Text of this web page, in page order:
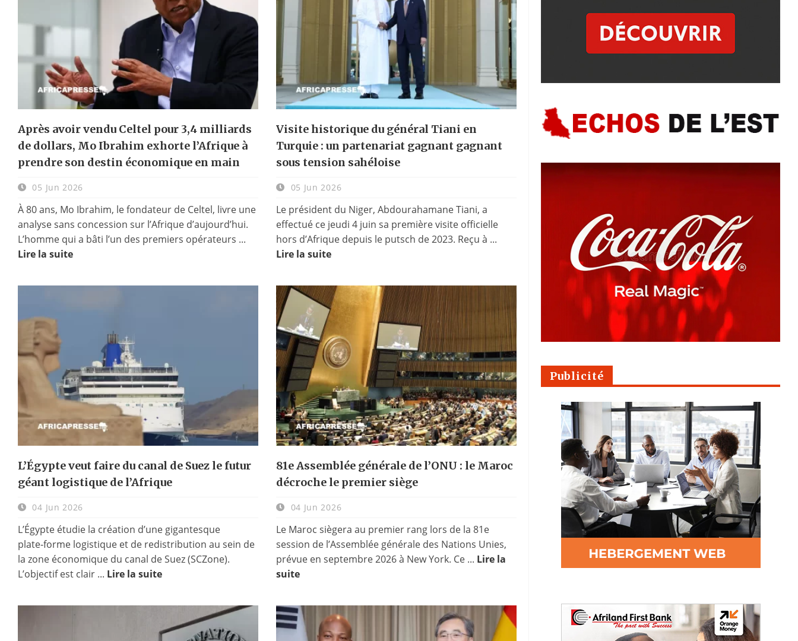
Après avoir vendu Celtel pour 3,4 milliards
de dollars, Mo Ibrahim exhorte l’Afrique à
prendre son destin économique en main
05 Jun 2026
À 80 ans, Mo Ibrahim, le fondateur de Celtel, livre une
analyse sans concession sur l’Afrique d’aujourd’hui.
L’homme qui a bâti l’un des premiers opérateurs ...
Lire la suite
Visite historique du général Tiani en
Turquie : un partenariat gagnant gagnant
sous tension sahéloise
05 Jun 2026
Le président du Niger, Abdourahamane Tiani, a
effectué ce jeudi 4 juin sa première visite officielle
hors d’Afrique depuis le putsch de 2023. Reçu à ...
Lire la suite
L’Égypte veut faire du canal de Suez le futur
géant logistique de l’Afrique
04 Jun 2026
L’Égypte étudie la création d’une gigantesque
plate‑forme logistique et de redistribution au sein de
la zone économique du canal de Suez (SCZone).
L’objectif est clair ... Lire la suite
81e Assemblée générale de l’ONU : le Maroc
décroche le premier siège
04 Jun 2026
Le Maroc siègera au premier rang lors de la 81e
session de l’Assemblée générale des Nations Unies,
prévue en septembre 2026 à New York. Ce ... Lire la
suite
Publicité